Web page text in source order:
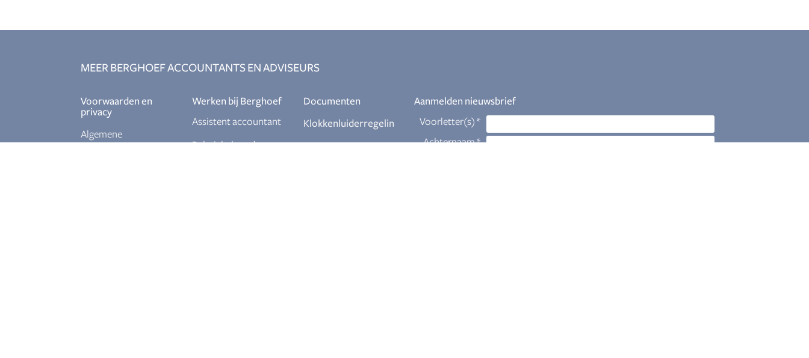
MEER BERGHOEF ACCOUNTANTS EN ADVISEURS
Voorwaarden en
privacy
Algemene
Werken bij Berghoef
Assistent accountant
Relatiebeheerder
Documenten
Klokkenluiderregelin
g
Aanmelden nieuwsbrief